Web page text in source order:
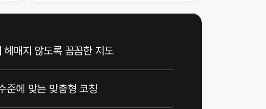
헤매지 않도록 꼼꼼한 지도
준에 맞는 맞춤형 코칭